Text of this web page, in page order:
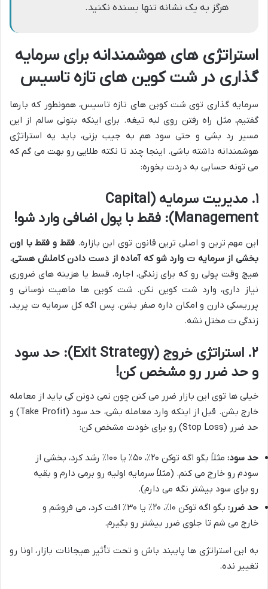
هرگز به یک نشانه تنها بسنده نکنید.
استراتژی های هوشمندانه برای سرمایه
گذاری در شت کوین های تازه تاسیس
سرمایه گذاری توی شت کوین های تازه تاسیس، همونطور که بارها
گفتیم، مثل راه رفتن روی لبه تیغه. برای اینکه بتونی سالم از این
مسیر رد بشی و حتی سود هم به جیب بزنی، باید یه استراتژی
هوشمندانه داشته باشی. اینجا چند تا نکته طلایی رو بهت می گم که
می تونه حسابی به دردت بخوره:
۱. مدیریت سرمایه (
Capital
Management): فقط با پول اضافی وارد شو!
این مهم ترین و اصلی ترین قانون توی این بازاره.فقط و فقط با اون
بخشی از سرمایه ت وارد شو که آماده از دست دادن کاملش هستی.
هیچ وقت پولی رو که برای زندگی، اجاره، قسط یا هزینه های ضروری
نیاز داری، وارد شت کوین نکن. شت کوین ها ماهیت نوسانی و
پرریسکی دارن و امکان داره صفر بشن. پس اگه کل سرمایه ت پرید،
زندگی ت مختل نشه.
۲. استراتژی خروج ( Exit Strategy): حد سود
و حد ضرر رو مشخص کن!
خیلی ها توی این بازار ضرر می کنن چون نمی دونن کی باید از معامله
خارج بشن. قبل از اینکه وارد معامله بشی، حد سود (Take Profit) و
حد ضرر (Stop Loss) رو برای خودت مشخص کن:
حد سود:
مثلاً بگو اگه توکن ۲۰٪، ۵۰٪ یا ۱۰۰٪ رشد کرد، بخشی از
سودم رو خارج می کنم. (مثلاً سرمایه اولیه رو برمی دارم و بقیه
رو برای سود بیشتر نگه می دارم).
حد ضرر:
بگو اگه توکن ۱۰٪، ۲۰٪ یا ۳۰٪ افت کرد، می فروشم و
خارج می شم تا جلوی ضرر بیشتر رو بگیرم.
به این استراتژی ها پایبند باش و تحت تأثیر هیجانات بازار، اونا رو
تغییر نده.